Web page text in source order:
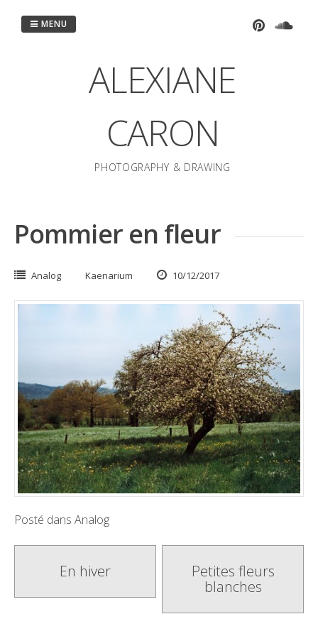
ALEXIANE
CARON
PHOTOGRAPHY & DRAWING
MENU
Pommier en fleur
Analog Kaenarium 10/12/2017
Posté dans Analog
Poste
navigation
En hiver
Petites fleurs
blanches